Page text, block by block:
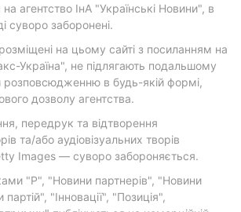
агентство ІнА "Українські Новини", в
суворо заборонені.
на цьому сайті з посиланням на
Україна", не підлягають подальшому
розповсюдженню в будь-якій формі,
дозволу агентства.
передрук та відтворення
та/або аудіовізуальних творів
Images — суворо забороняється.
"Р", "Новини партнерів", "Новини
"Інновації", "Позиція",